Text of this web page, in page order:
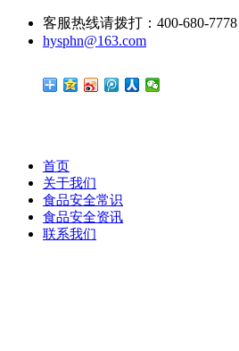
客服热线请拨打：400-680-7778
hysphn@163.com
首页
关于我们
食品安全常识
食品安全资讯
联系我们